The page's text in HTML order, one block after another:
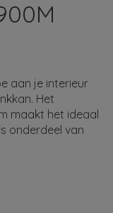
aan je interieur
Het
maakt het ideaal
onderdeel van